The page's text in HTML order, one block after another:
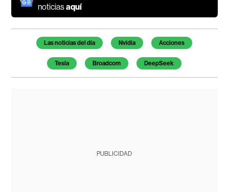
noticiasaquí
Temas de este artículo
Las noticias del día Nvidia Acciones
Tesla Broadcom DeepSeek
PUBLICIDAD